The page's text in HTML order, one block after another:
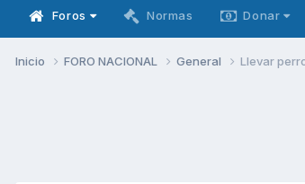
Foros Normas Donar
Inicio FORO NACIONAL General Llevar